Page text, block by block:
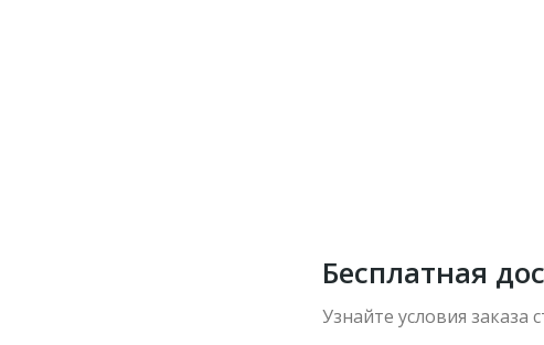
Бесплатная
Узнайте условия заказа